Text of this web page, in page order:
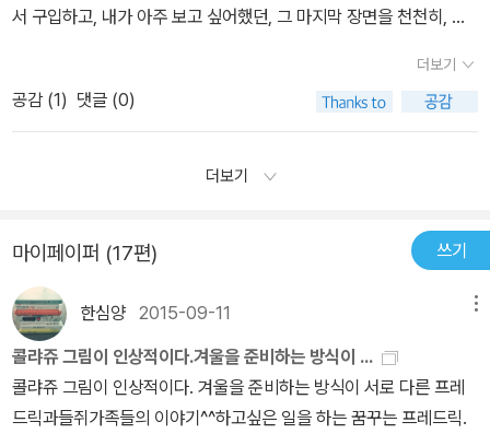
않는 일을 꾹꾹 참아가며 살아가는 현대인들에게 프레드릭이 전하는
들은 겨울을 나기위해 식량을 모으며 밤낮없이 일했다. 하지만 한 마
살 아래서 태평하게 쉬었다. 어느 날은 돌담에 올라가 경치를 감상하
쥐들은 보금자리에 모여 앉았다. 처음에는 넉넉한 식량에 걱정 없이
지냈다. 시간이 지날수록 식량은 부족해지기 시작했다. 그 때, 프레드
릭은 자신이 해온 일들을 들쥐들에게 들려주었다. 낮잠을 자면서 느
끼던 따듯한 햇살 이야기, 온통 잿빛의 겨울 속에서 푸른초원에서 보
았던 형형색색의 자연을 담았던 이야기, 가만히 앉아 생각해온 시를
낭송하였다. 프레드릭은 모두와 배고파하던 영혼의 배고픔을 채워 주
며 이야기는 끝난다. “눈송이는 누가뿌릴까? 얼음은 누가 녹일까?
서 구입하고, 내가 아주 보고 싶어했던, 그 마지막 장면을 천천히, 내
더보기
공감 (1) 댓글 (0)
더보기
마이페이퍼 (17편) 쓰기
한심양 2015-09-11
콜랴쥬 그림이 인상적이다.겨울을 준비하는 방식이 ...
콜랴쥬 그림이 인상적이다. 겨울을 준비하는 방식이 서로 다른 프레
드릭과들쥐가족들의 이야기^^하고싶은 일을 하는 꿈꾸는 프레드릭.